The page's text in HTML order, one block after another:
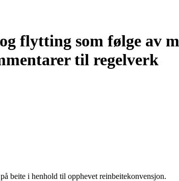
flytting som følge av
til regelverk
beite i henhold til opphevet reinbeitekonvensjon.